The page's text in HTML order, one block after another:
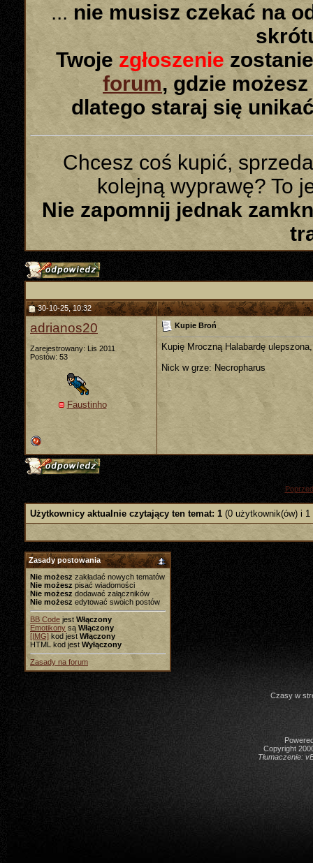
... nie musisz czekać na
Twoje zgłoszenie
forum, gdzie
dlatego staraj się
Chcesz coś kupić,
kolejną wyprawę? To
Nie zapomnij jednak
30-10-25, 10:32
adrianos20
Zarejestrowany: Lis 2011
Postów: 53
Faustinho
Kupie Broń
Kupię Mroczną Halabardę
Nick w grze: Necropharus
Użytkownicy aktualnie czytający ten temat: 1 (0 użytkownik(ów) i 1
Zasady postowania
Nie możesz zakładać nowych tematów
Nie możesz pisać wiadomości
Nie możesz dodawać załączników
Nie możesz edytować swoich postów
BB Code jest Włączony
Emotikony są Włączony
[IMG] kod jest Włączony
HTML kod jest Wyłączony
Zasady na forum
Czasy w
Copyright
Tłumaczenie: